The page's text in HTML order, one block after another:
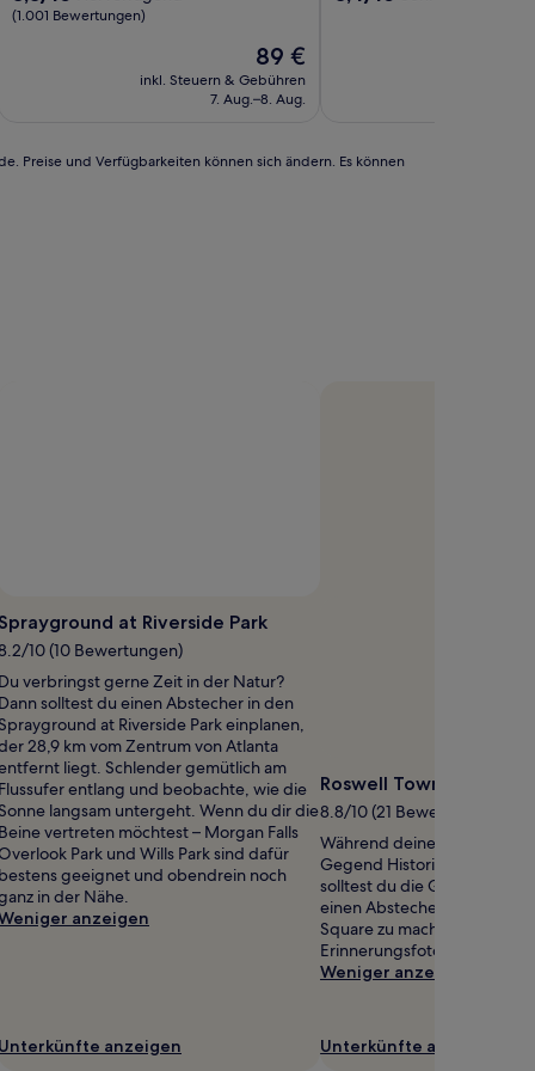
von
(1.001 Bewertungen)
Der
Preis
beträgt
89 €
inkl. Steuern & Gebühren
7. Aug.–8. Aug.
Preise und Verfügbarkeiten können sich ändern. Es können
Foto
von
Russell
Hewatt
at Riverside Park
10 (10 Bewertungen)
Du verbringst gerne Zeit in der Natur?
Dann solltest du einen Abstecher in den
at Riverside Park einplanen,
28,9 km vom Zentrum von Atlanta
liegt. Schlender gemütlich am
Flussufer entlang und beobachte, wie die
langsam untergeht. Wenn du dir die
Beine vertreten möchtest – Morgan Falls
Park und Wills Park sind dafür
bestens geeignet und obendrein noch
in der Nähe.
anzeigen
Unterkünfte anzeigen
Roswell Town Square
8.8/10 (21 Bewertungen)
Während deines
Gegend Historisches Viertel
solltest du die Gelegenheit
einen Abstecher zum Ort
Square zu machen und ein
Erinnerungsfotos zu
Weniger anzeigen
Unterkünfte anzeigen